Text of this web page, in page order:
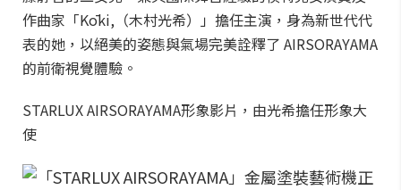
作曲家「Kōki,（木村光希）」擔任主演，身為新世代代
表的她，以絕美的姿態與氣場完美詮釋了 AIRSORAYAMA
的前衛視覺體驗。
STARLUX AIRSORAYAMA形象影片，由光希擔任形象大
使